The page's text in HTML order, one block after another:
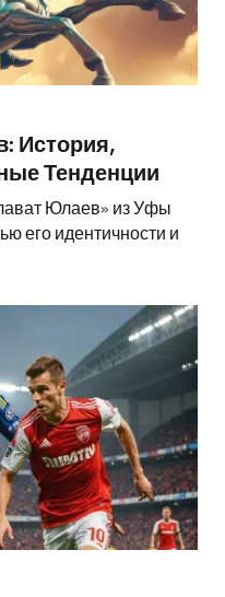
История,
Тенденции
Юлаев» из Уфы
его идентичности и